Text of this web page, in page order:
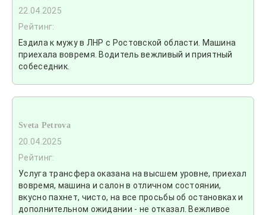
22.04.2025
Рейтинг:
Ездила к мужу в ЛНР с Ростовской области. Машина
приехала вовремя. Водитель вежливый и приятный
собеседник.
Sveta Petrova
20.04.2025
Рейтинг:
Услуга трансфера оказана на высшем уровне, приехал
вовремя, машина и салон в отличном состоянии,
вкусно пахнет, чисто, на все просьбы об остановках и
дополнительном ожидании - не отказал. Вежливое